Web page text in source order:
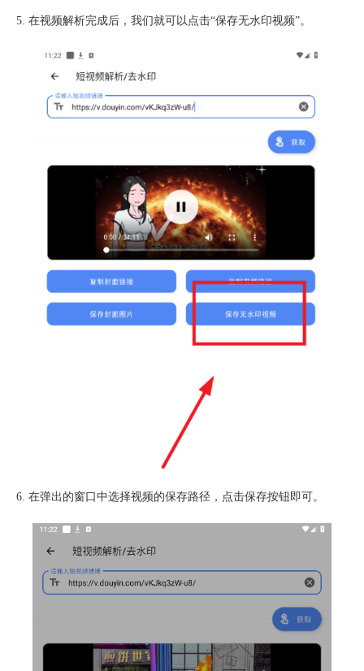
5. 在视频解析完成后，我们就可以点击“保存无水印视频”。
6. 在弹出的窗口中选择视频的保存路径，点击保存按钮即可。